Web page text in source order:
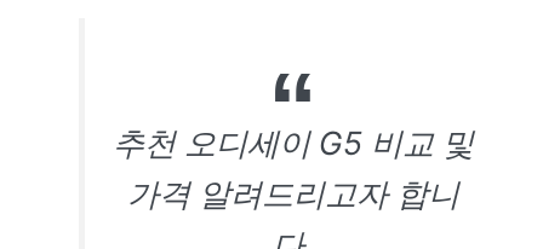
추천 오디세이 G5 비교 및
가격 알려드리고자 합니